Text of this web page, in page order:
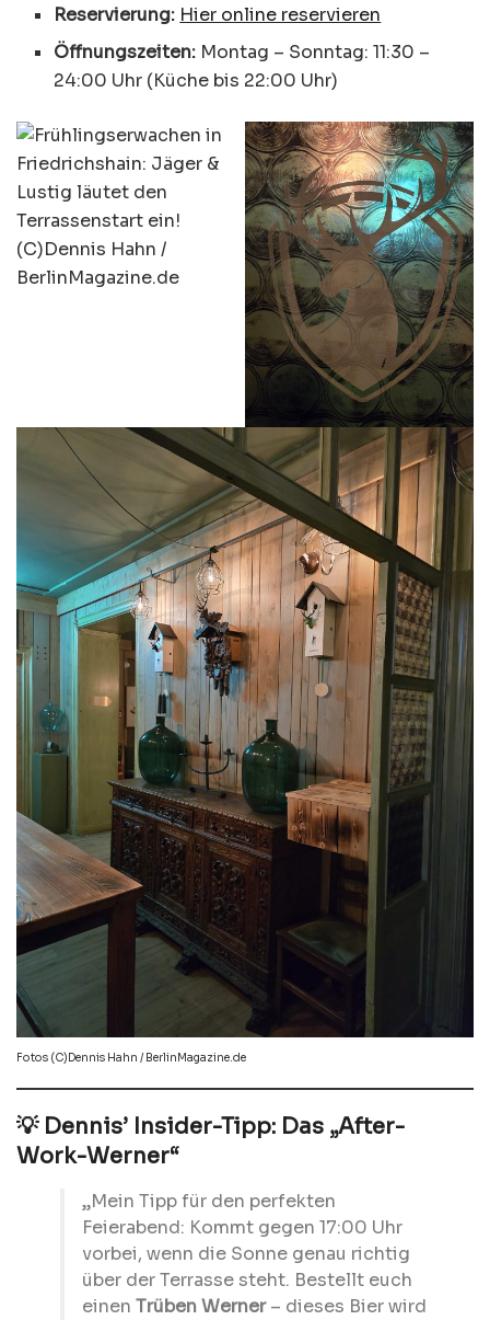
Reservierung: Hier online reservieren
Öffnungszeiten: Montag – Sonntag: 11:30 –
24:00 Uhr (Küche bis 22:00 Uhr)
Fotos (C)Dennis Hahn / BerlinMagazine.de
💡 Dennis’ Insider-Tipp: Das „After-
Work-Werner“
„Mein Tipp für den perfekten
Feierabend: Kommt gegen 17:00 Uhr
vorbei, wenn die Sonne genau richtig
über der Terrasse steht. Bestellt euch
einen Trüben Werner – dieses Bier wird